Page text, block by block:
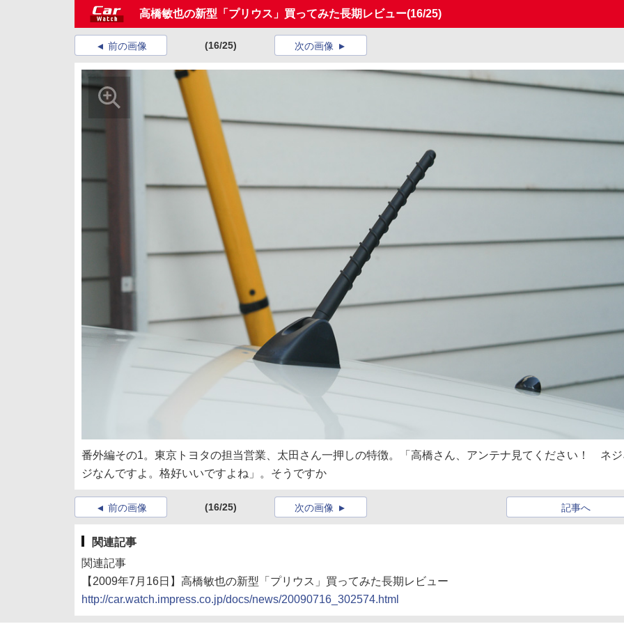
高橋敏也の新型「プリウス」買ってみた長期レビュー(16/25)
前の画像 (16/25) 次の画像
番外編その1。東京トヨタの担当営業、太田さん一押しの特徴。「高橋さん、アンテナ見てください！ ネ
ジなんですよ。格好いいですよね」。そうですか
前の画像 (16/25) 記事へ
次の画像
関連記事
関連記事
【2009年7月16日】高橋敏也の新型「プリウス」買ってみた長期レビュー
http://car.watch.impress.co.jp/docs/news/20090716_302574.html